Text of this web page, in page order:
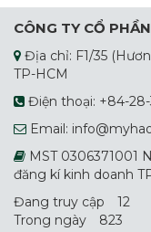
CÔNG TY CỔ
Địa chỉ: F1/35
TP-HCM
Điện thoại: +84-28-
Email:
MST 0306371001
đăng kí kinh doanh
Đang truy cập
12
Trong ngày
823